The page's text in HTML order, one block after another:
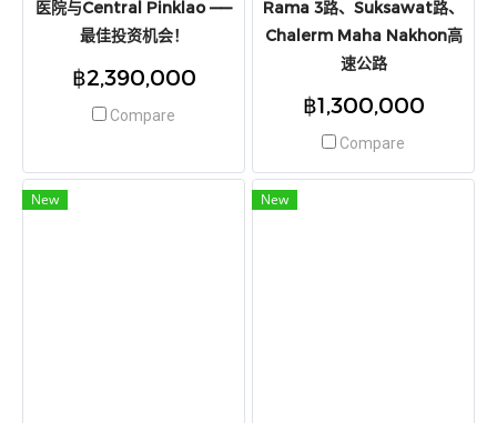
医院与Central Pinklao ——
最佳投资机会！
฿2,390,000
Compare
Rama 3路、Suksawat路、
Chalerm Maha Nakhon高
速公路
฿1,300,000
Compare
New New